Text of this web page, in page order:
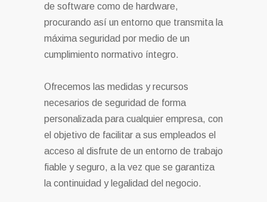
de software como de hardware,
procurando así un entorno que transmita la
máxima seguridad por medio de un
cumplimiento normativo íntegro.
Ofrecemos las medidas y recursos
necesarios de seguridad de forma
personalizada para cualquier empresa, con
el objetivo de facilitar a sus empleados el
acceso al disfrute de un entorno de trabajo
fiable y seguro, a la vez que se garantiza
la continuidad y legalidad del negocio.